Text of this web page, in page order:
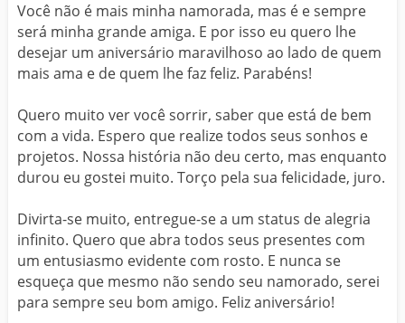
Você não é mais minha namorada, mas é e sempre
será minha grande amiga. E por isso eu quero lhe
desejar um aniversário maravilhoso ao lado de quem
mais ama e de quem lhe faz feliz. Parabéns!
Quero muito ver você sorrir, saber que está de bem
com a vida. Espero que realize todos seus sonhos e
projetos. Nossa história não deu certo, mas enquanto
durou eu gostei muito. Torço pela sua felicidade, juro.
Divirta-se muito, entregue-se a um status de alegria
infinito. Quero que abra todos seus presentes com
um entusiasmo evidente com rosto. E nunca se
esqueça que mesmo não sendo seu namorado, serei
para sempre seu bom amigo. Feliz aniversário!